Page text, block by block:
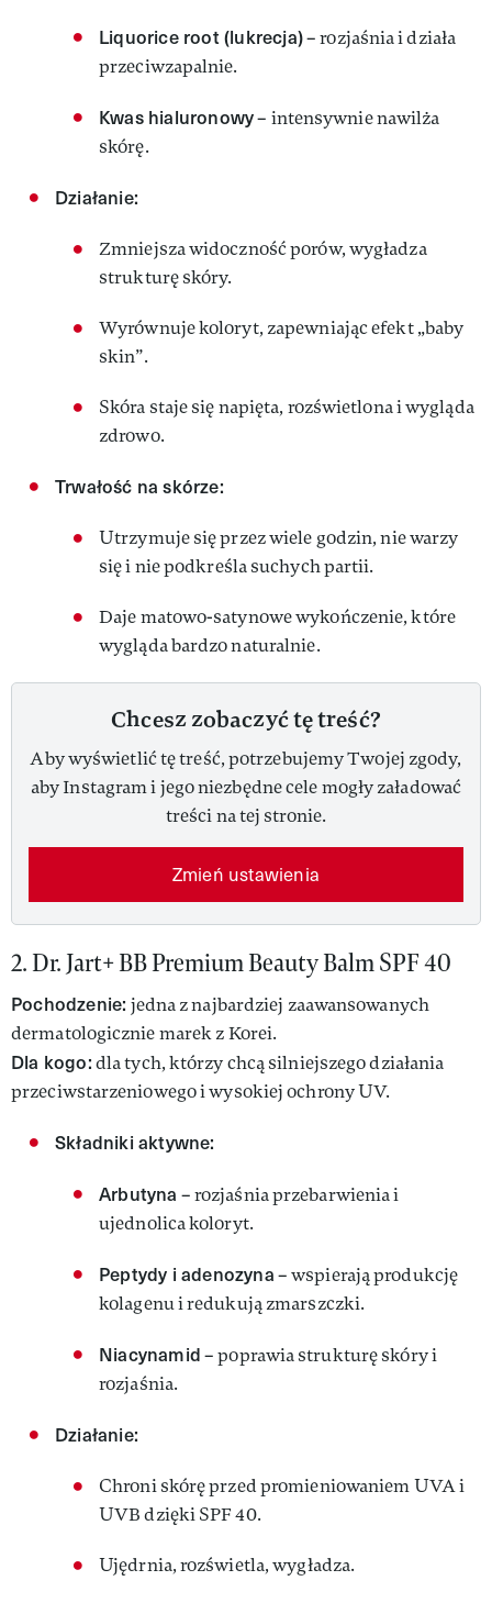
Liquorice root (lukrecja)– rozjaśnia i działa
przeciwzapalnie.
Kwas hialuronowy– intensywnie nawilża
skórę.
Działanie:
Zmniejsza widoczność porów, wygładza
strukturę skóry.
Wyrównuje koloryt, zapewniając efekt „baby
skin”.
Skóra staje się napięta, rozświetlona i wygląda
zdrowo.
Trwałość na skórze:
Utrzymuje się przez wiele godzin, nie warzy
się i nie podkreśla suchych partii.
Daje matowo-satynowe wykończenie, które
wygląda bardzo naturalnie.
Chcesz zobaczyć tę treść?
Aby wyświetlić tę treść, potrzebujemy Twojej zgody,
aby Instagram i jego niezbędne cele mogły załadować
treści na tej stronie.
Zmień ustawienia
2. Dr. Jart+ BB Premium Beauty Balm SPF 40
Pochodzenie: jedna z najbardziej zaawansowanych
dermatologicznie marek z Korei.
Dla kogo:dla tych, którzy chcą silniejszego działania
przeciwstarzeniowego i wysokiej ochrony UV.
Składniki aktywne:
Arbutyna – rozjaśnia przebarwienia i
ujednolica koloryt.
Peptydy i adenozyna– wspierają produkcję
kolagenu i redukują zmarszczki.
Niacynamid– poprawia strukturę skóry i
rozjaśnia.
Działanie:
Chroni skórę przed promieniowaniem UVA i
UVB dzięki SPF 40.
Ujędrnia, rozświetla, wygładza.